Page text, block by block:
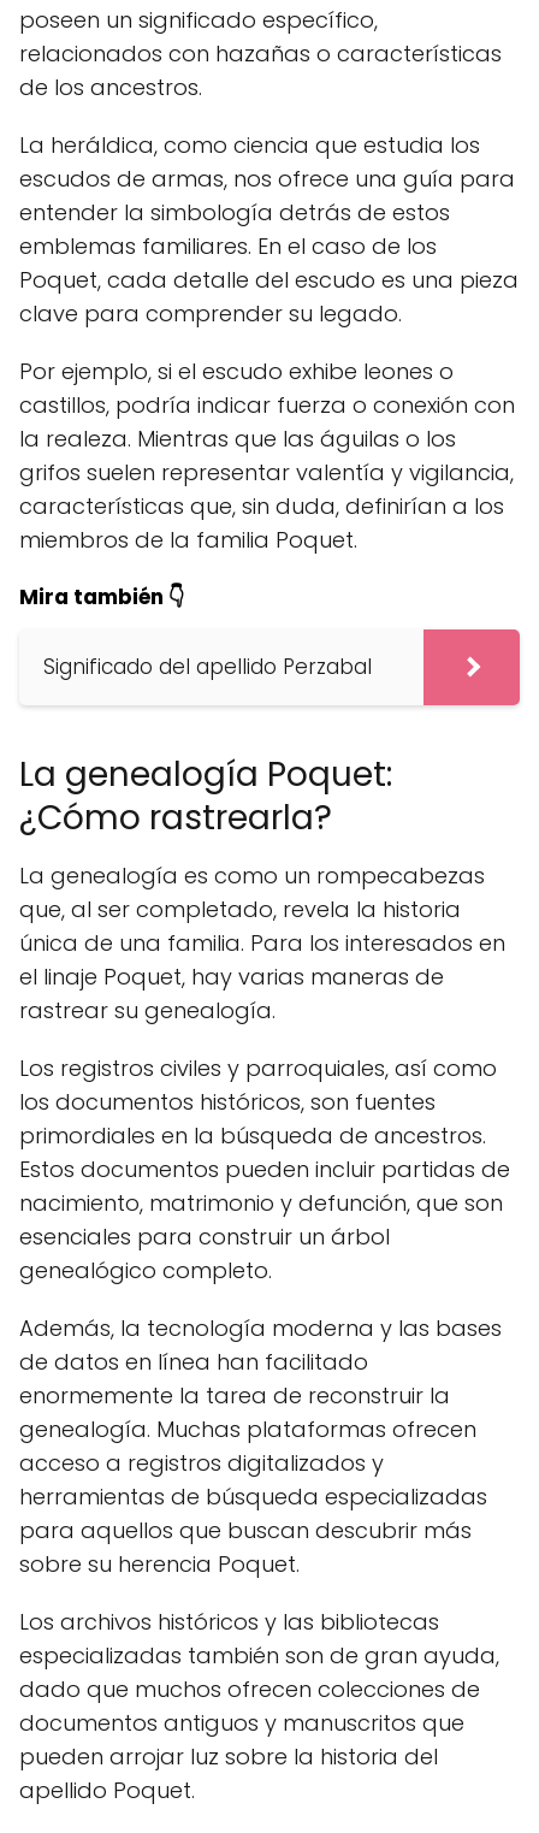
poseen un significado específico,
relacionados con hazañas o características
de los ancestros.
La heráldica, como ciencia que estudia los
escudos de armas, nos ofrece una guía para
entender la simbología detrás de estos
emblemas familiares. En el caso de los
Poquet, cada detalle del escudo es una pieza
clave para comprender su legado.
Por ejemplo, si el escudo exhibe leones o
castillos, podría indicar fuerza o conexión con
la realeza. Mientras que las águilas o los
grifos suelen representar valentía y vigilancia,
características que, sin duda, definirían a los
miembros de la familia Poquet.
Mira también 👇
Significado del apellido Perzabal
La genealogía Poquet:
¿Cómo rastrearla?
La genealogía es como un rompecabezas
que, al ser completado, revela la historia
única de una familia. Para los interesados en
el linaje Poquet, hay varias maneras de
rastrear su genealogía.
Los registros civiles y parroquiales, así como
los documentos históricos, son fuentes
primordiales en la búsqueda de ancestros.
Estos documentos pueden incluir partidas de
nacimiento, matrimonio y defunción, que son
esenciales para construir un árbol
genealógico completo.
Además, la tecnología moderna y las bases
de datos en línea han facilitado
enormemente la tarea de reconstruir la
genealogía. Muchas plataformas ofrecen
acceso a registros digitalizados y
herramientas de búsqueda especializadas
para aquellos que buscan descubrir más
sobre su herencia Poquet.
Los archivos históricos y las bibliotecas
especializadas también son de gran ayuda,
dado que muchos ofrecen colecciones de
documentos antiguos y manuscritos que
pueden arrojar luz sobre la historia del
apellido Poquet.